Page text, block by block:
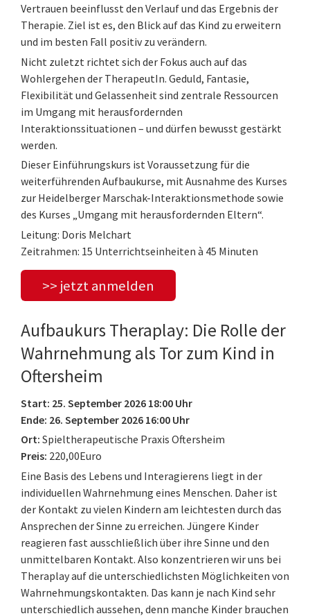
Vertrauen beeinflusst den Verlauf und das Ergebnis der
Therapie. Ziel ist es, den Blick auf das Kind zu erweitern
und im besten Fall positiv zu verändern.
Nicht zuletzt richtet sich der Fokus auch auf das
Wohlergehen der TherapeutIn. Geduld, Fantasie,
Flexibilität und Gelassenheit sind zentrale Ressourcen
im Umgang mit herausfordernden
Interaktionssituationen – und dürfen bewusst gestärkt
werden.
Dieser Einführungskurs ist Voraussetzung für die
weiterführenden Aufbaukurse, mit Ausnahme des Kurses
zur Heidelberger Marschak-Interaktionsmethode sowie
des Kurses „Umgang mit herausfordernden Eltern“.
Leitung: Doris Melchart
Zeitrahmen: 15 Unterrichtseinheiten à 45 Minuten
>> jetzt anmelden
Aufbaukurs Theraplay: Die Rolle der
Wahrnehmung als Tor zum Kind in
Oftersheim
Start: 25. September 2026 18:00 Uhr
Ende: 26. September 2026 16:00 Uhr
Ort: Spieltherapeutische Praxis Oftersheim
Preis: 220,00Euro
Eine Basis des Lebens und Interagierens liegt in der
individuellen Wahrnehmung eines Menschen. Daher ist
der Kontakt zu vielen Kindern am leichtesten durch das
Ansprechen der Sinne zu erreichen. Jüngere Kinder
reagieren fast ausschließlich über ihre Sinne und den
unmittelbaren Kontakt. Also konzentrieren wir uns bei
Theraplay auf die unterschiedlichsten Möglichkeiten von
Wahrnehmungskontakten. Das kann je nach Kind sehr
unterschiedlich aussehen, denn manche Kinder brauchen